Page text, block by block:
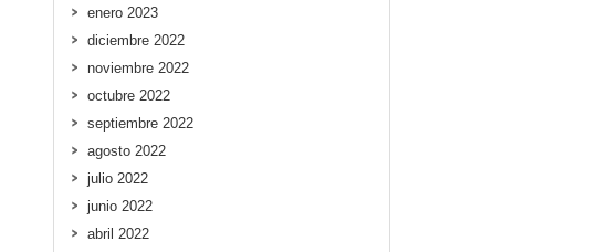
enero 2023
diciembre 2022
noviembre 2022
octubre 2022
septiembre 2022
agosto 2022
julio 2022
junio 2022
abril 2022